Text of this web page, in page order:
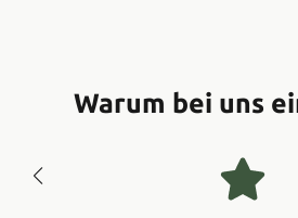
Warum bei uns